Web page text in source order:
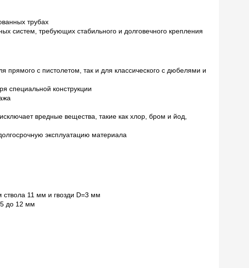
трубах
систем, требующих стабильного и долговечного крепления
прямого с пистолетом, так и для классического с дюбелями и
специальной конструкции
вредные вещества, такие как хлор, бром и йод,
эксплуатацию материала
11 мм и гвозди D=3 мм
до 12 мм